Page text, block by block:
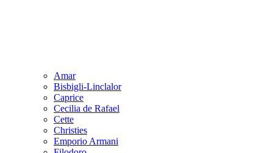
Amar
Bisbigli-Linclalor
Caprice
Cecilia de Rafael
Cette
Christies
Emporio Armani